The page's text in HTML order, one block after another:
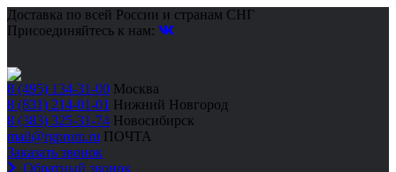
Доставка по всей России и странам СНГ
Присоединяйтесь к нам:
8 (495) 134-31-00 Москва
8 (831) 214-01-01 Нижний Новгород
8 (383) 325-31-74 Новосибирск
mail@rgprom.ru ПОЧТА
Заказать звонок
Обратный звонок